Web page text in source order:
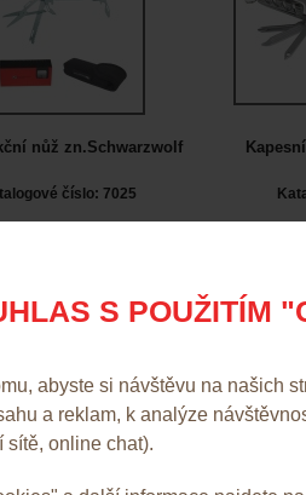
S POUŽITÍM
abyste si návštěvu na našich
a reklam, k analýze
sítě, online chat).
nůž zn.Schwarzwolf
číslo: 7025
Kč bez DPH